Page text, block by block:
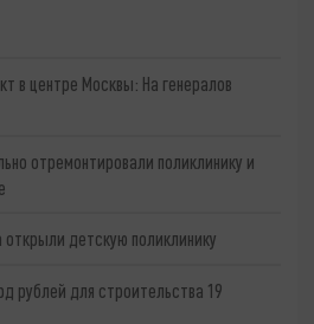
в центре Москвы: На генералов
отремонтировали поликлинику и
открыли детскую поликлинику
рублей для строительства 19